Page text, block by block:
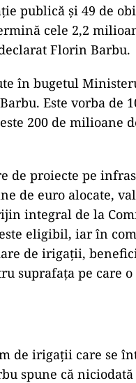
publică şi 49 de
cele 2,2
Florin Barbu.
în bugetul
Este vorba de
200 de milioane
de proiecte pe
de euro alocate,
integral de la
eligibil, iar în
de irigaţii,
suprafaţa pe care o
de irigații care se
spune că